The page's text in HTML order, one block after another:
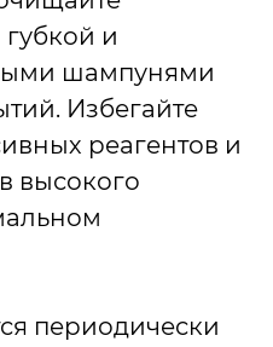
и
шампунями
Избегайте
реагентов и
высокого
периодически